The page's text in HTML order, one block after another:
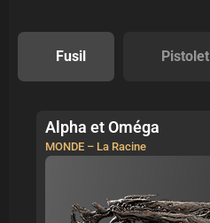
Fusil Pistolet
Alpha et Oméga
MONDE – La Racine